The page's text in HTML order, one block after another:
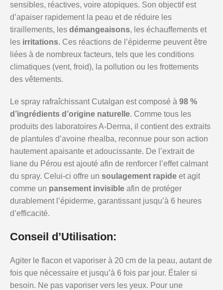
sensibles, réactives, voire atopiques. Son objectif est
d’apaiser rapidement la peau et de réduire les
tiraillements, les démangeaisons, les échauffements et
les irritations. Ces réactions de l’épiderme peuvent être
liées à de nombreux facteurs, tels que les conditions
climatiques (vent, froid), la pollution ou les frottements
des vêtements.
Le spray rafraîchissant Cutalgan est composé à 98 %
d’ingrédients d’origine naturelle. Comme tous les
produits des laboratoires A-Derma, il contient des extraits
de plantules d’avoine rhealba, reconnue pour son action
hautement apaisante et adoucissante. De l’extrait de
liane du Pérou est ajouté afin de renforcer l’effet calmant
du spray. Celui-ci offre un soulagement rapide et agit
comme un pansement invisible afin de protéger
durablement l’épiderme, garantissant jusqu’à 6 heures
d’efficacité.
Conseil d’Utilisation:
Agiter le flacon et vaporiser à 20 cm de la peau, autant de
fois que nécessaire et jusqu’à 6 fois par jour. Étaler si
besoin. Ne pas vaporiser vers les yeux. Pour une